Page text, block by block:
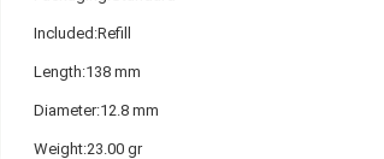
Included:Refill
Length:138 mm
Diameter:12.8 mm
Weight:23.00 gr